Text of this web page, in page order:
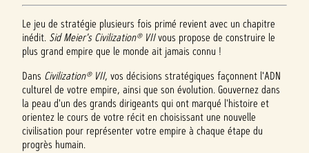
Le jeu de stratégie plusieurs fois primé revient avec un chapitre
inédit. Sid Meier's Civilization® VIIvous propose de construire le
plus grand empire que le monde ait jamais connu !
Dans Civilization® VII, vos décisions stratégiques façonnent l'ADN
culturel de votre empire, ainsi que son évolution. Gouvernez dans
la peau d'un des grands dirigeants qui ont marqué l'histoire et
orientez le cours de votre récit en choisissant une nouvelle
civilisation pour représenter votre empire à chaque étape du
progrès humain.